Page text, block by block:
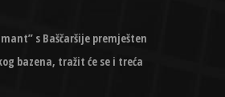
s Baščaršije premješten
bazena, tražit će se i treća